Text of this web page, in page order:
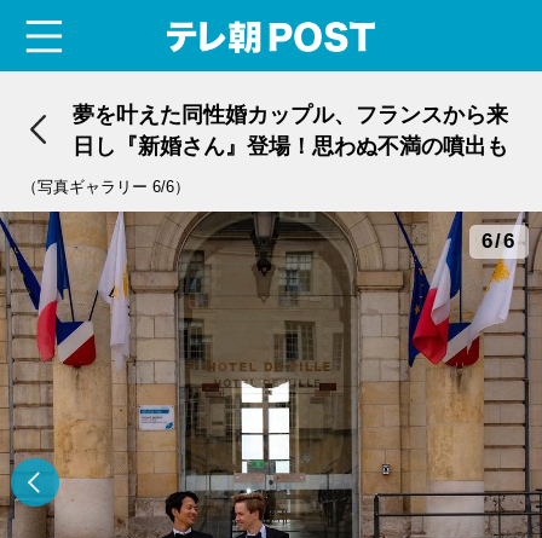
夢を叶えた同性婚カップル、フランスから来
日し『新婚さん』登場！思わぬ不満の噴出も
（写真ギャラリー 6/6）
6/6